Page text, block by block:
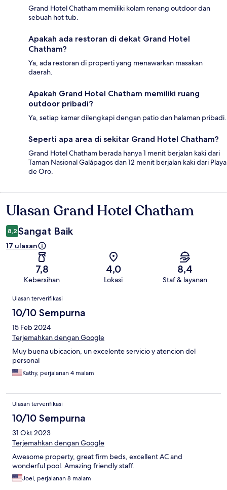
Grand Hotel Chatham memiliki kolam renang outdoor dan
sebuah hot tub.
Apakah ada restoran di dekat Grand Hotel
Chatham?
Ya, ada restoran di properti yang menawarkan masakan
daerah.
Apakah Grand Hotel Chatham memiliki ruang
outdoor pribadi?
Ya, setiap kamar dilengkapi dengan patio dan halaman pribadi.
Seperti apa area di sekitar Grand Hotel Chatham?
Grand Hotel Chatham berada hanya 1 menit berjalan kaki dari
Taman Nasional Galápagos dan 12 menit berjalan kaki dari Playa
de Oro.
Ulasan
Ulasan Grand Hotel Chatham
8,2 Sangat Baik
17 ulasan
7,8
Kebersihan
4,0
Lokasi
8,4
Staf & layanan
Ulasan
Ulasan terverifikasi
10/10 Sempurna
15 Feb 2024
Terjemahkan dengan Google
Muy buena ubicacion, un excelente servicio y atencion del
personal
Kathy, perjalanan 4 malam
Ulasan terverifikasi
10/10 Sempurna
31 Okt 2023
Terjemahkan dengan Google
Awesome property, great firm beds, excellent AC and
wonderful pool. Amazing friendly staff.
Joel, perjalanan 8 malam